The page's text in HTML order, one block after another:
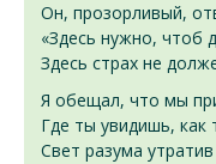
Он, прозорливый,
«Здесь нужно, чтоб
Здесь страх не
Я обещал, что мы
Где ты увидишь, как
Свет разума утратив